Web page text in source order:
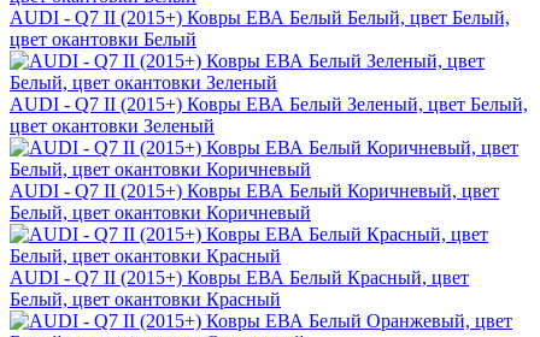
AUDI - Q7 II (2015+) Ковры ЕВА Белый Белый, цвет Белый,
цвет окантовки Белый
AUDI - Q7 II (2015+) Ковры ЕВА Белый Зеленый, цвет Белый,
цвет окантовки Зеленый
AUDI - Q7 II (2015+) Ковры ЕВА Белый Коричневый, цвет
Белый, цвет окантовки Коричневый
AUDI - Q7 II (2015+) Ковры ЕВА Белый Красный, цвет
Белый, цвет окантовки Красный